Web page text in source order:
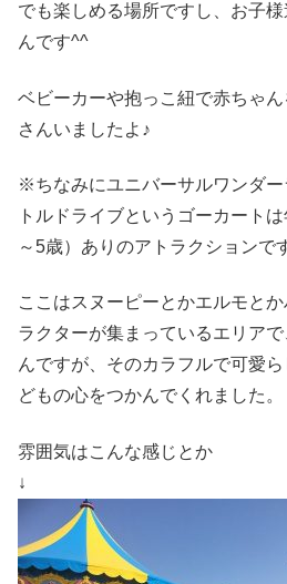
でも楽しめる場所ですし、お子
んです^^
ベビーカーや抱っこ紐で赤ちゃ
さんいましたよ♪
※ちなみにユニバーサルワンダー
トルドライブというゴーカート
～5歳）ありのアトラクションで
ここはスヌーピーとかエルモと
ラクターが集まっているエリア
んですが、そのカラフルで可愛
どもの心をつかんでくれました。
雰囲気はこんな感じとか
↓